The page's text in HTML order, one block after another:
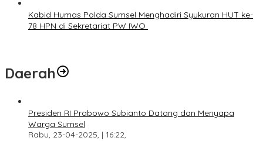
Kabid Humas Polda Sumsel Menghadiri Syukuran HUT ke-
78 HPN di Sekretariat PW IWO
Daerah
Presiden RI Prabowo Subianto Datang dan Menyapa
Warga Sumsel
Rabu, 23-04-2025, | 16:22,